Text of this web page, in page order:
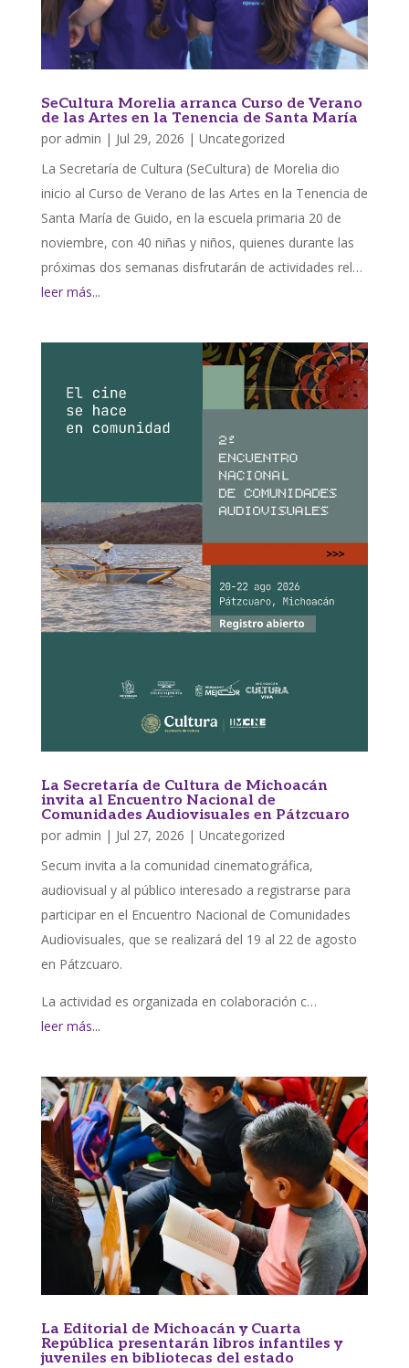
SeCultura Morelia arranca Curso de Verano
de las Artes en la Tenencia de Santa María
por admin | Jul 29, 2026 | Uncategorized
La Secretaría de Cultura (SeCultura) de Morelia dio
inicio al Curso de Verano de las Artes en la Tenencia de
Santa María de Guido, en la escuela primaria 20 de
noviembre, con 40 niñas y niños, quienes durante las
próximas dos semanas disfrutarán de actividades rel…
leer más...
La Secretaría de Cultura de Michoacán
invita al Encuentro Nacional de
Comunidades Audiovisuales en Pátzcuaro
por admin | Jul 27, 2026 | Uncategorized
Secum invita a la comunidad cinematográfica,
audiovisual y al público interesado a registrarse para
participar en el Encuentro Nacional de Comunidades
Audiovisuales, que se realizará del 19 al 22 de agosto
en Pátzcuaro.
La actividad es organizada en colaboración c…
leer más...
La Editorial de Michoacán y Cuarta
República presentarán libros infantiles y
juveniles en bibliotecas del estado